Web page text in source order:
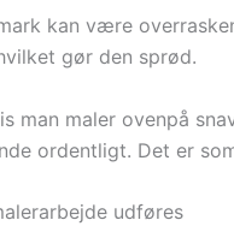
kan være
gør den sprød.
man maler ovenpå
ordentligt. Det er
udføres